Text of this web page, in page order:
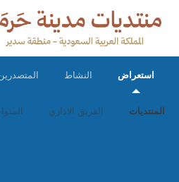
استعراض
المنتديات الفريق الاداري
النشاط